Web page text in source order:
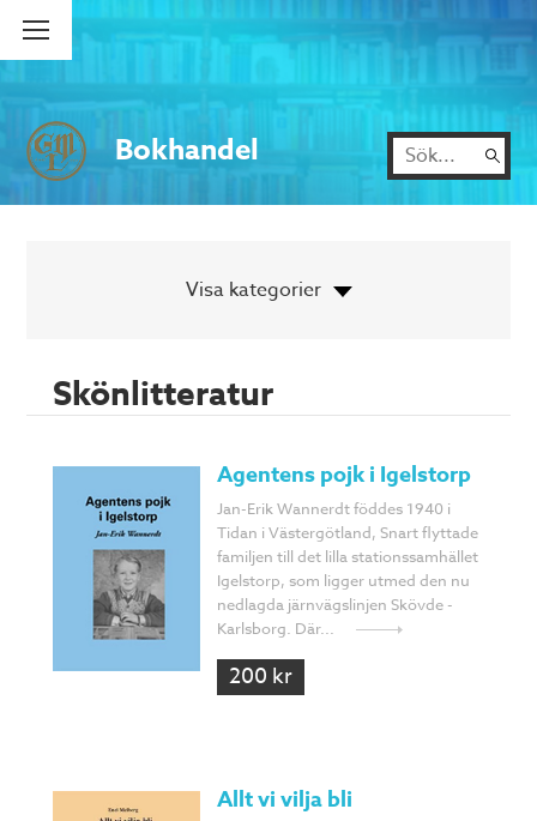
Bokhandel
Skönlitteratur
Agentens pojk i Igelstorp
Jan-Erik Wannerdt föddes 1940 i
Tidan i Västergötland, Snart flyttade
familjen till det lilla stationssamhället
Igelstorp, som ligger utmed den nu
nedlagda järnvägslinjen Skövde -
Karlsborg. Där...
200 kr
Allt vi vilja bli